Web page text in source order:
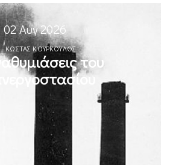
02 Αυγ 2026
ΚΏΣΤΑΣ ΚΟΎΡΚΟΥΛΟΣ
του